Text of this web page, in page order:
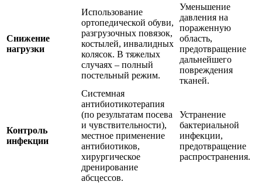
Снижение
нагрузки
Использование
ортопедической обуви,
разгрузочных повязок,
костылей, инвалидных
колясок. В тяжелых
случаях – полный
постельный режим.
Уменьшение
давления на
пораженную
область,
предотвращение
дальнейшего
повреждения
тканей.
Контроль
инфекции
Системная
антибиотикотерапия
(по результатам посева
и чувствительности),
местное применение
антибиотиков,
хирургическое
дренирование
абсцессов.
Устранение
бактериальной
инфекции,
предотвращение
распространения.